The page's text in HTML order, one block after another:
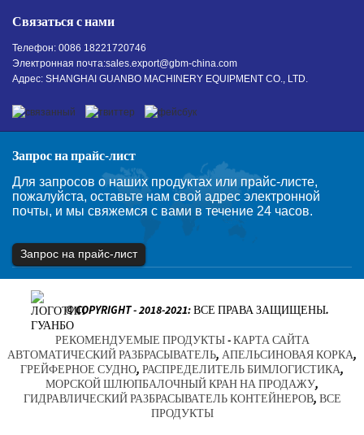
Связаться с нами
Телефон: 0086 18221720746
Электронная почта:sales.export@gbm-china.com
Адрес: SHANGHAI GUANBO MACHINERY EQUIPMENT CO., LTD.
Запрос на прайс-лист
Для запросов о наших продуктах или прайс-листе,
пожалуйста, оставьте нам свой адрес электронной
почты, и мы свяжемся с вами в течение 24 часов.
Запрос на прайс-лист
© COPYRIGHT - 2018-2021: ВСЕ ПРАВА ЗАЩИЩЕНЫ.
РЕКОМЕНДУЕМЫЕ ПРОДУКТЫ-КАРТА САЙТА
АВТОМАТИЧЕСКИЙ РАЗБРАСЫВАТЕЛЬ, АПЕЛЬСИНОВАЯ КОРКА,
ГРЕЙФЕРНОЕ СУДНО, РАСПРЕДЕЛИТЕЛЬ БИМЛОГИСТИКА,
МОРСКОЙ ШЛЮПБАЛОЧНЫЙ КРАН НА ПРОДАЖУ,
ГИДРАВЛИЧЕСКИЙ РАЗБРАСЫВАТЕЛЬ КОНТЕЙНЕРОВ, ВСЕ
ПРОДУКТЫ